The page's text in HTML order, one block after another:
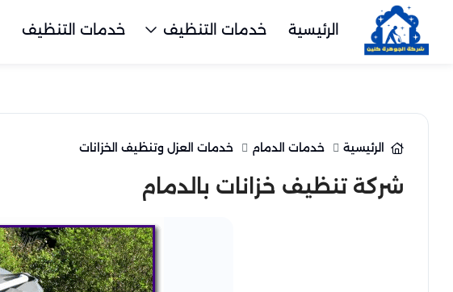
الرئيسية خدمات التنظيف خدمات التنظيف
الرئيسية خدمات الدمام خدمات العزل وتنظيف الخزانات
شركة تنظيف خزانات بالدمام